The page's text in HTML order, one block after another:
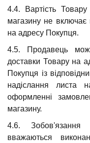
4.4. Вартість
магазину не включає
на адресу Покупця.
4.5. Продавець
доставки Товару на
Покупця із
надіслання листа
оформленні
магазину.
4.6.
вважаються